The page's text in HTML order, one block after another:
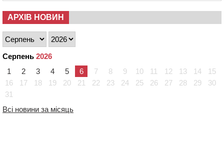
АРХІВ НОВИН
Серпень 2026
1
2 3 4 5 6 7 8 9 10 11 12 13 14
15
16
17 18 19 20 21 22 23 24 25 26 27 28 29
30
31
Всі новини за місяць